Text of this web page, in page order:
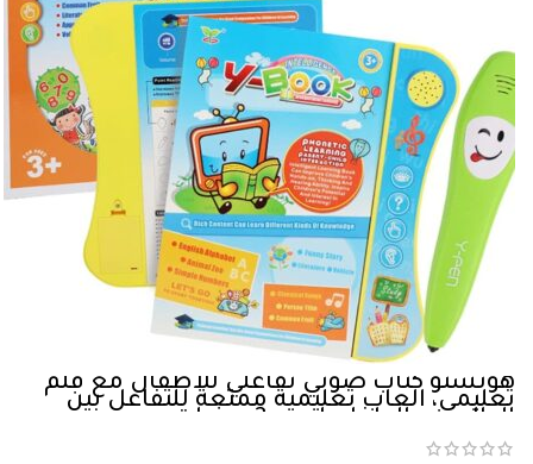
هونستو كتاب صوتي تفاعلي للاطفال مع قلم
تعليمي، العاب تعليمية ممتعة للتفاعل بين
الوالدين والطفل، لعمر 3 سنوات